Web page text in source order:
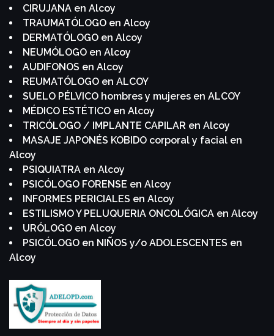
CIRUJANA en Alcoy
TRAUMATÓLOGO en Alcoy
DERMATÓLOGO en Alcoy
NEUMÓLOGO en Alcoy
AUDIFONOS en Alcoy
REUMATÓLOGO en ALCOY
SUELO PÉLVICO hombres y mujeres en ALCOY
MÉDICO ESTÉTICO en Alcoy
TRICÓLOGO / IMPLANTE CAPILAR en Alcoy
MASAJE JAPONÉS KOBIDO corporal y facial en
Alcoy
PSIQUIATRA en Alcoy
PSICÓLOGO FORENSE en Alcoy
INFORMES PERICIALES en Alcoy
ESTILISMO Y PELUQUERIA ONCOLÓGICA en Alcoy
URÓLOGO en Alcoy
PSICÓLOGO en NIÑOS y/o ADOLESCENTES en
Alcoy